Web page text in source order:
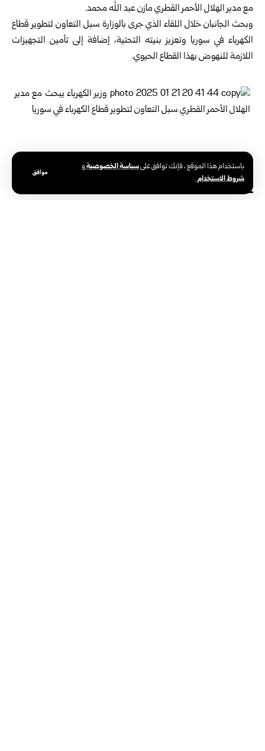
باستخدام هذا الموقع ، فإنك توافق علىسياسة الخصوصيةو
شروط الاستخدام.
موافق
‏مع مدير الهلال الأحمر القطريمازن عبد الله محمد. ‏
وبحث الجانبان خلال اللقاء الذي جرى بالوزارة سبل التعاون لتطوير قطاع
الكهرباء في سوريا وتعزيز بنيته ‏التحتية، إضافة إلى تأمين التجهيزات
اللازمة للنهوض بهذا القطاع الحيوي.
متابعة أخبار سانا على تلغرام https://t.me/SyrianArabNewsAgen